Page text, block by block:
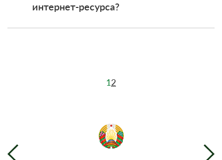
интернет-ресурса?
12